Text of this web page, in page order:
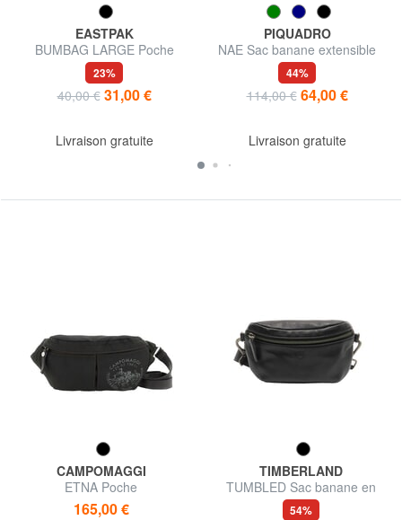
EASTPAK
BUMBAG LARGE Poche
23%
40,00 € 31,00 €
Livraison gratuite
PIQUADRO
NAE Sac banane extensible
44%
114,00 € 64,00 €
Livraison gratuite
CAMPOMAGGI
ETNA Poche
165,00 €
TIMBERLAND
TUMBLED Sac banane en
cuir
54%